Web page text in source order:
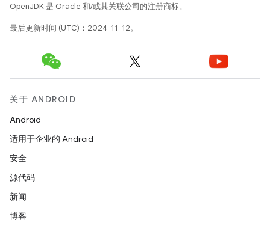
OpenJDK 是 Oracle 和/或其关联公司的注册商标。
最后更新时间 (UTC)：2024-11-12。
关于 ANDROID
Android
适用于企业的 Android
安全
源代码
新闻
博客